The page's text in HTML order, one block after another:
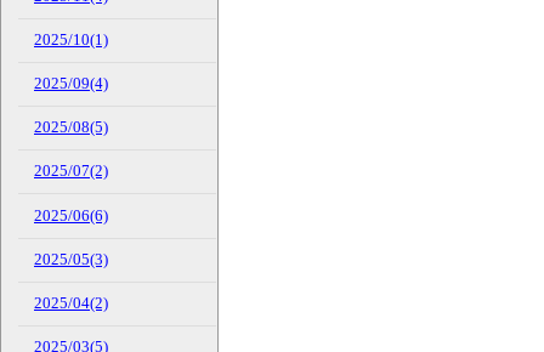
2025/10(1)
2025/09(4)
2025/08(5)
2025/07(2)
2025/06(6)
2025/05(3)
2025/04(2)
2025/03(5)